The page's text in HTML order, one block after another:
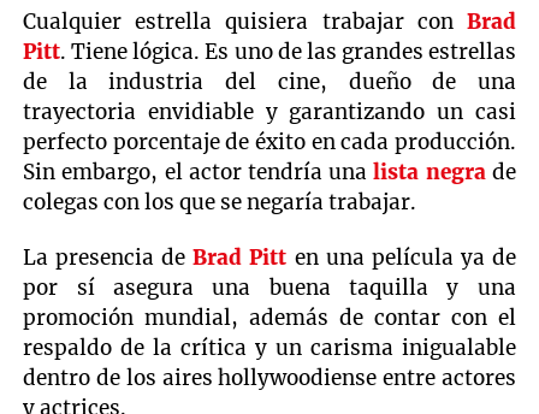
Cualquier estrella quisiera trabajar con Brad
Pitt. Tiene lógica. Es uno de las grandes estrellas
de la industria del cine, dueño de una
trayectoria envidiable y garantizando un casi
perfecto porcentaje de éxito en cada producción.
Sin embargo, el actor tendría unalista negrade
colegas con los que se negaría trabajar.
La presencia deBrad Pitt en una película ya de
por sí asegura una buena taquilla y una
promoción mundial, además de contar con el
respaldo de la crítica y un carisma inigualable
dentro de los aires hollywoodiense entre actores
y actrices.